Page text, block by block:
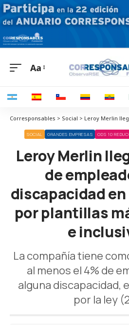
Aa
SOCIAL GRANDES EMPRESAS ODS 10
Leroy Merlin
de
discapacidad
por plantillas
e
La compañía tiene
al menos el 4% de
alguna discapacidad,
por la ley